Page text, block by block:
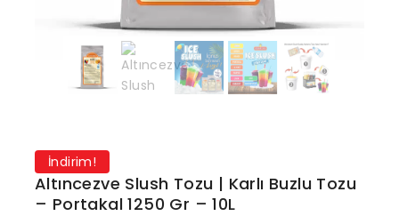
İndirim!
Altıncezve Slush Tozu | Karlı Buzlu Tozu
– Portakal 1250 Gr – 10L